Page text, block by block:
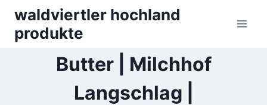
content
waldviertler hochland
produkte
Butter | Milchhof
Langschlag |